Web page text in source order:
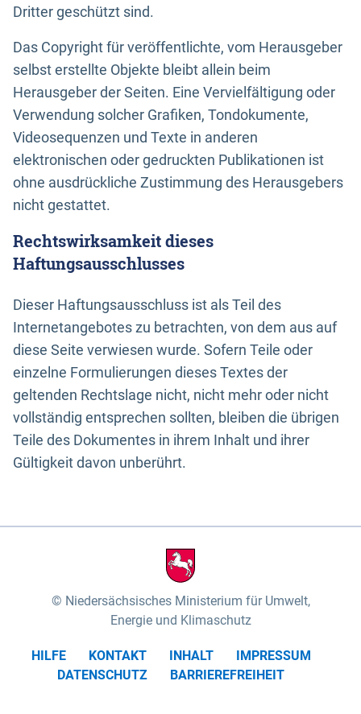
Dritter geschützt sind.
Das Copyright für veröffentlichte, vom Herausgeber
selbst erstellte Objekte bleibt allein beim
Herausgeber der Seiten. Eine Vervielfältigung oder
Verwendung solcher Grafiken, Tondokumente,
Videosequenzen und Texte in anderen
elektronischen oder gedruckten Publikationen ist
ohne ausdrückliche Zustimmung des Herausgebers
nicht gestattet.
Rechtswirksamkeit dieses
Haftungsausschlusses
Dieser Haftungsausschluss ist als Teil des
Internetangebotes zu betrachten, von dem aus auf
diese Seite verwiesen wurde. Sofern Teile oder
einzelne Formulierungen dieses Textes der
geltenden Rechtslage nicht, nicht mehr oder nicht
vollständig entsprechen sollten, bleiben die übrigen
Teile des Dokumentes in ihrem Inhalt und ihrer
Gültigkeit davon unberührt.
Niedersächsisches Ministerium für Umwelt,
Energie und Klimaschutz
HILFE KONTAKT INHALT
IMPRESSUM
DATENSCHUTZ
BARRIEREFREIHEIT